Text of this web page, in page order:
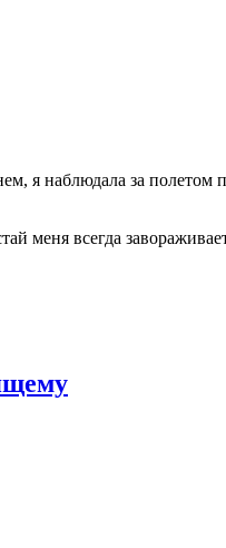
я наблюдала за полетом
меня всегда